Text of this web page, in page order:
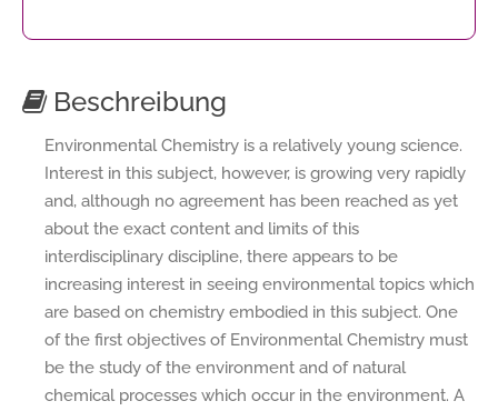
Beschreibung
Environmental Chemistry is a relatively young science.
Interest in this subject, however, is growing very rapidly
and, although no agreement has been reached as yet
about the exact content and limits of this
interdisciplinary discipline, there appears to be
increasing interest in seeing environmental topics which
are based on chemistry embodied in this subject. One
of the first objectives of Environmental Chemistry must
be the study of the environment and of natural
chemical processes which occur in the environment. A